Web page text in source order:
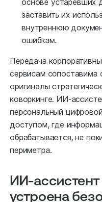
основе устаревших
заставить их
внутреннюю
ошибкам.
Передача
сервисам сопоставима
оригиналы
коворкинге. ИИ-
персональный
доступом, где
обрабатывается, не
периметра.
ИИ-ассистент
устроена